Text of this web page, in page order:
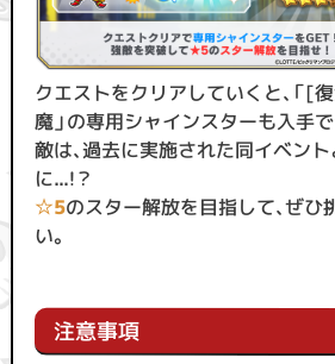
クエストをクリアしていくと、「[
魔」の専用シャインスターも入手で
敵は、過去に実施された同イベン
に...！？
☆5のスター解放を目指して、ぜひ
い。
注意事項